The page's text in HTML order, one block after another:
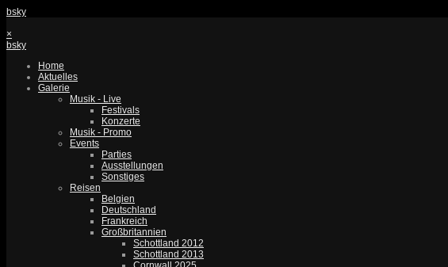
bsky
×
bsky
Home
Aktuelles
Galerie
Musik - Live
Festivals
Konzerte
Musik - Promo
Events
Parties
Ausstellungen
Sonstiges
Reisen
Belgien
Deutschland
Frankreich
Großbritannien
Schottland 2012
Schottland 2013